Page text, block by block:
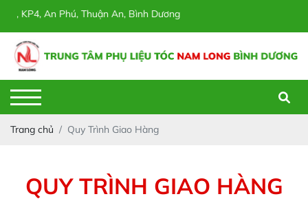
KP4, An Phú, Thuận An, Bình Dương
Trang chủ Quy Trình Giao Hàng
QUY TRÌNH GIAO HÀNG